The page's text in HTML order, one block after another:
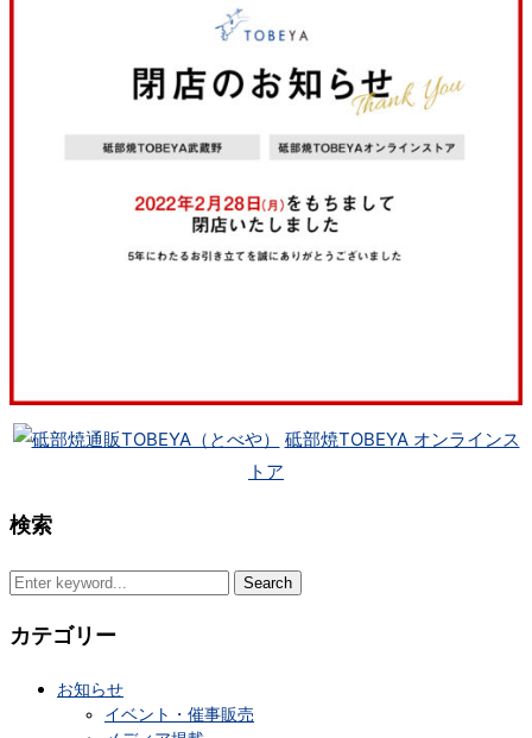
砥部焼TOBEYA オンラインス
トア
検索
Search
カテゴリー
お知らせ
イベント・催事販売